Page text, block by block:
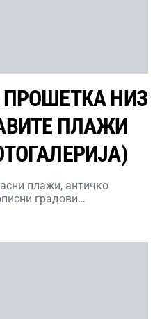
НИЗ
ПЛАЖИ
плажи, античко
градови…